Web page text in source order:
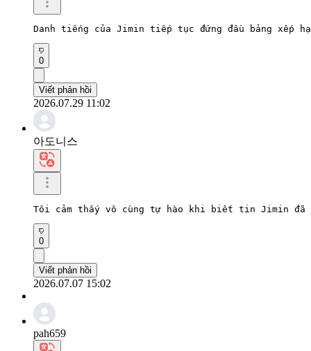
Danh tiếng của Jimin tiếp tục đứng đầu bảng xếp
0
Viết phản hồi
2026.07.29 11:02
아도니스
Tôi cảm thấy vô cùng tự hào khi biết tin Jimin đã
0
Viết phản hồi
2026.07.07 15:02
pah659